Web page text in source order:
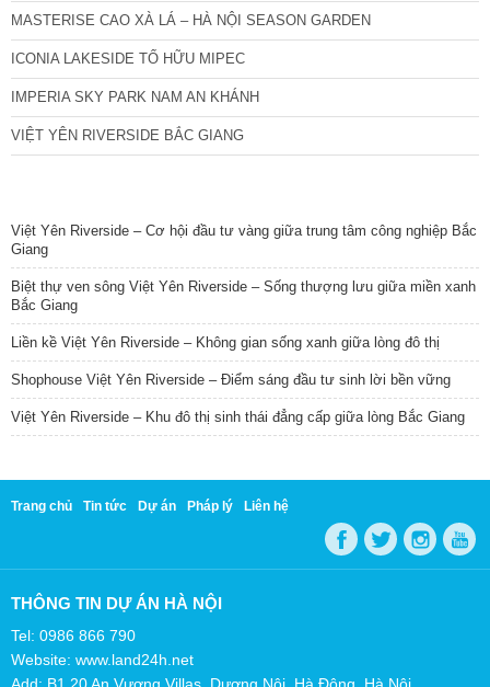
MASTERISE CAO XÀ LÁ – HÀ NỘI SEASON GARDEN
ICONIA LAKESIDE TỐ HỮU MIPEC
IMPERIA SKY PARK NAM AN KHÁNH
VIỆT YÊN RIVERSIDE BẮC GIANG
Việt Yên Riverside – Cơ hội đầu tư vàng giữa trung tâm công nghiệp Bắc
Giang
Biệt thự ven sông Việt Yên Riverside – Sống thượng lưu giữa miền xanh
Bắc Giang
Liền kề Việt Yên Riverside – Không gian sống xanh giữa lòng đô thị
Shophouse Việt Yên Riverside – Điểm sáng đầu tư sinh lời bền vững
Việt Yên Riverside – Khu đô thị sinh thái đẳng cấp giữa lòng Bắc Giang
Trang chủ Tin tức Dự án Pháp lý Liên hệ
THÔNG TIN DỰ ÁN HÀ NỘI
Tel: 0986 866 790
Website: www.land24h.net